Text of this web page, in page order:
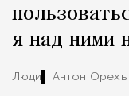
я над ними
Люди Антон Орехъ